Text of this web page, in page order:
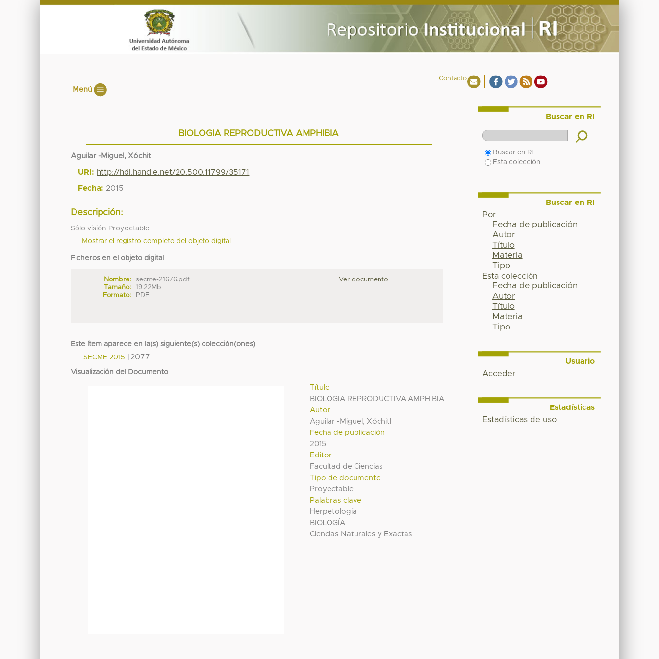
Contacto
Menú
BIOLOGIA REPRODUCTIVA AMPHIBIA
Aguilar -Miguel, Xóchitl
URI: http://hdl.handle.net/20.500.11799/35171
Fecha: 2015
Descripción:
Sólo visión Proyectable
Mostrar el registro completo del objeto digital
Ficheros en el objeto digital
Nombre:
secme-21676.pdf
Tamaño:
19.22Mb
Formato:
PDF
Ver documento
Este ítem aparece en la(s) siguiente(s) colección(ones)
SECME 2015
[2077]
Visualización del Documento
Título
BIOLOGIA REPRODUCTIVA AMPHIBIA
Autor
Aguilar -Miguel, Xóchitl
Fecha de publicación
2015
Editor
Facultad de Ciencias
Tipo de documento
Proyectable
Palabras clave
Herpetología
BIOLOGÍA
Ciencias Naturales y Exactas
Buscar en RI
Buscar en RI
Esta colección
Buscar en RI
Por
Fecha de publicación
Autor
Título
Materia
Tipo
Esta colección
Fecha de publicación
Autor
Título
Materia
Tipo
Usuario
Acceder
Estadísticas
Estadísticas de uso